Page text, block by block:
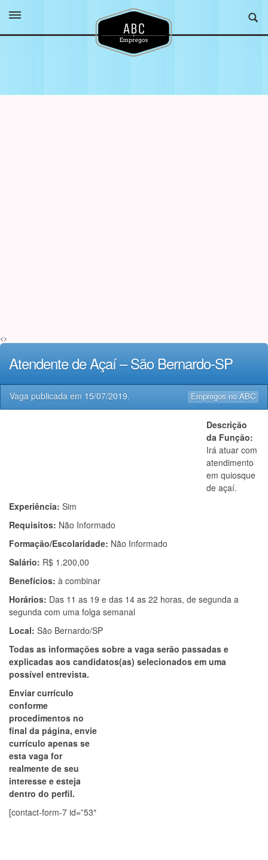
<>
Atendente de Açaí – São Bernardo-SP
Empregos no ABC
Vaga publicada em 15/07/2019.
Descrição
da Função:
Irá atuar com
atendimento
em quiosque
de açaí.
Experiência: Sim
Requisitos: Não Informado
Formação/Escolaridade: Não Informado
Salário: R$ 1.200,00
Benefícios: à combinar
Horários: Das 11 as 19 e das 14 as 22 horas, de segunda a
segunda com uma folga semanal
Local: São Bernardo/SP
Todas as informações sobre a vaga serão passadas e
explicadas aos candidatos(as) selecionados em uma
possível entrevista.
Enviar currículo
conforme
procedimentos no
final da página, envie
currículo apenas se
esta vaga for
realmente de seu
interesse e esteja
dentro do perfil.
[contact-form-7 id=”53″